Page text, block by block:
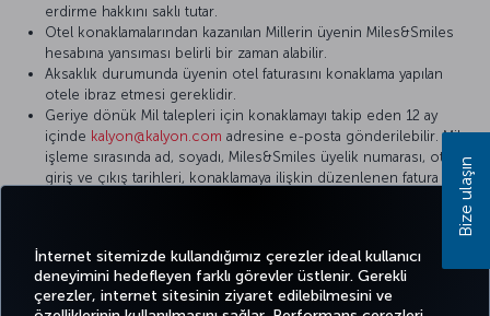
İnternet sitemizde kullandığımız çerezler ideal kullanıcı
deneyimini hedefleyen farklı görevler üstlenir. Gerekli
çerezler, internet sitesinin ziyaret edilebilmesini ve
erdirme hakkını saklı tutar.
Otel konaklamalarından kazanılan Millerin üyenin Miles&Smiles
hesabına yansıması belirli bir zaman alabilir.
Aksaklık durumunda üyenin otel faturasını konaklama yapılan
otele ibraz etmesi gereklidir.
Geriye dönük Mil talepleri için konaklamayı takip eden 12 ay
içinde kalyon@kalyon.com adresine e-posta gönderilebilir. Mil
işleme sırasında ad, soyadı, Miles&Smiles üyelik numarası, otele
giriş ve çıkış tarihleri, konaklamaya ilişkin düzenlenen fatura
Bize ulaşın